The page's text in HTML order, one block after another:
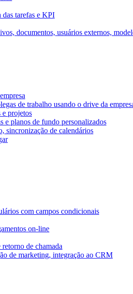
das tarefas e KPI
documentos, usuários externos,
de trabalho usando o drive da
e projetos
e planos de fundo personalizados
sincronização de calendários
com campos condicionais
on-line
de chamada
de marketing, integração ao CRM